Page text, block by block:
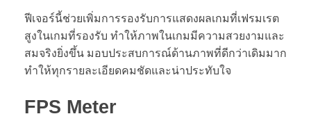
ฟีเจอร์นี้ช่วยเพิ่มการรองรับการแสดงผลเกมที่เฟรมเรต
สูงในเกมที่รองรับ ทำให้ภาพในเกมมีความสวยงามและ
สมจริงยิ่งขึ้น มอบประสบการณ์ด้านภาพที่ดีกว่าเดิมมาก
ทำให้ทุกรายละเอียดคมชัดและน่าประทับใจ
FPS Meter